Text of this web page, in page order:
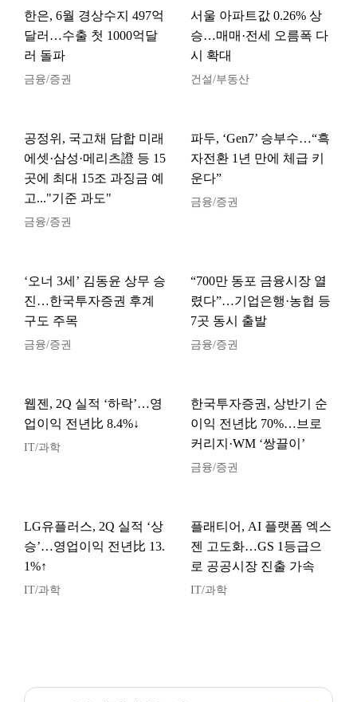
한은, 6월 경상수지 497억
달러…수출 첫 1000억달
러 돌파
금융/증권
서울 아파트값 0.26% 상
승…매매·전세 오름폭 다
시 확대
건설/부동산
공정위, 국고채 담합 미래
에셋·삼성·메리츠證 등 15
곳에 최대 15조 과징금 예
고..."기준 과도"
금융/증권
파두, ‘Gen7’ 승부수…“흑
자전환 1년 만에 체급 키
운다”
금융/증권
‘오너 3세’ 김동윤 상무 승
진…한국투자증권 후계
구도 주목
금융/증권
“700만 동포 금융시장 열
렸다”…기업은행·농협 등
7곳 동시 출발
금융/증권
웹젠, 2Q 실적 ‘하락’…영
업이익 전년比 8.4%↓
IT/과학
한국투자증권, 상반기 순
이익 전년比 70%…브로
커리지·WM ‘쌍끌이’
금융/증권
LG유플러스, 2Q 실적 ‘상
승’…영업이익 전년比 13.
1%↑
IT/과학
플래티어, AI 플랫폼 엑스
젠 고도화…GS 1등급으
로 공공시장 진출 가속
IT/과학